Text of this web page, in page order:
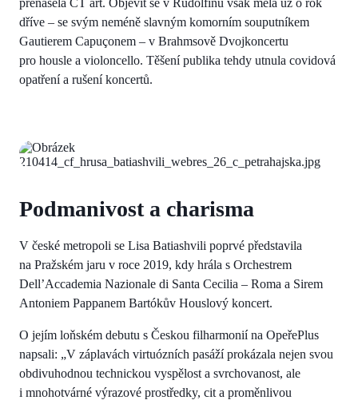
dříve – se svým neméně slavným komorním souputníkem
Gautierem Capuçonem – v Brahmsově Dvojkoncertu
pro housle a violoncello. Těšení publika tehdy utnula covidová
opatření a rušení koncertů.
Podmanivost a charisma
V české metropoli se Lisa Batiashvili poprvé představila
na Pražském jaru v roce 2019, kdy hrála s Orchestrem
Dell’Accademia Nazionale di Santa Cecilia – Roma a Sirem
Antoniem Pappanem Bartókův Houslový koncert.
O jejím loňském debutu s Českou filharmonií na OpeřePlus
napsali: „V záplavách virtuózních pasáží prokázala nejen svou
obdivuhodnou technickou vyspělost a svrchovanost, ale
i mnohotvárné výrazové prostředky, cit a proměnlivou